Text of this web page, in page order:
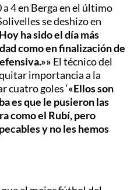
4 en Berga en el último
se deshizo en
ha sido el día más
como en finalización de
El técnico del
importancia a la
cuatro goles ‘«Ellos son
es que le pusieron las
como el Rubí, pero
y no les hemos